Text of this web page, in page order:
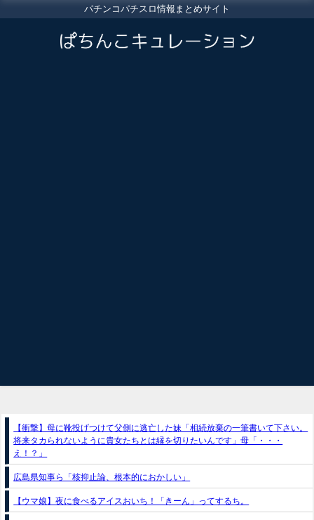
パチンコパチスロ情報まとめサイト
【衝撃】母に靴投げつけて父側に逃亡した妹「相続放棄の一筆書いて下さい。
将来タカられないように貴女たちとは縁を切りたいんです」母「・・・
え！？」
広島県知事ら「核抑止論、根本的におかしい」
【ウマ娘】夜に食べるアイスおいち！「きーん」ってするち。